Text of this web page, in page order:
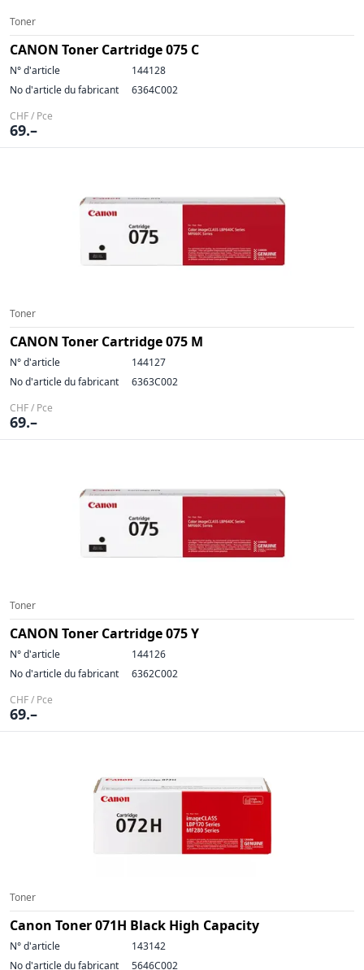
Toner
CANON Toner Cartridge 075 C
N° d'article
144128
No d'article du fabricant
6364C002
CHF / Pce
69.–
Toner
CANON Toner Cartridge 075 M
N° d'article
144127
No d'article du fabricant
6363C002
CHF / Pce
69.–
Toner
CANON Toner Cartridge 075 Y
N° d'article
144126
No d'article du fabricant
6362C002
CHF / Pce
69.–
Toner
Canon Toner 071H Black High Capacity
N° d'article
143142
No d'article du fabricant
5646C002